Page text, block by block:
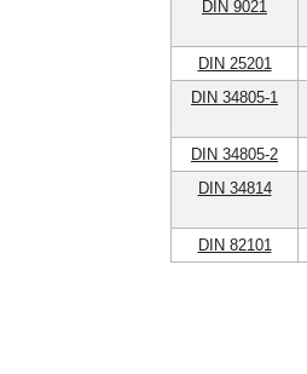
DIN 9021
DIN 25201
DIN 34805-1
DIN 34805-2
DIN 34814
DIN 82101